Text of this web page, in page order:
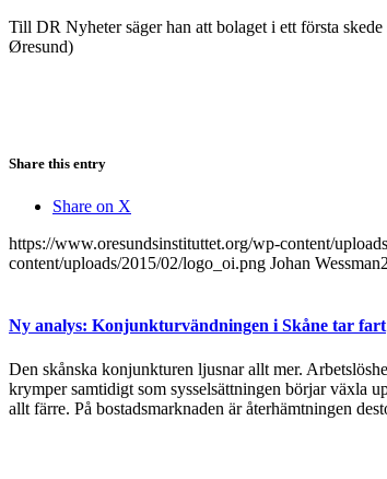
Till DR Nyheter säger han att bolaget i ett första
Øresund)
Share this entry
Share on X
https://www.oresundsinstituttet.org/wp-content/
content/uploads/2015/02/logo_oi.png Johan Wessman
Ny analys: Konjunkturvändningen i Skåne tar fart
Den skånska konjunkturen ljusnar allt mer.
krymper samtidigt som sysselsättningen börjar växla
allt färre. På bostadsmarknaden är återhämtningen